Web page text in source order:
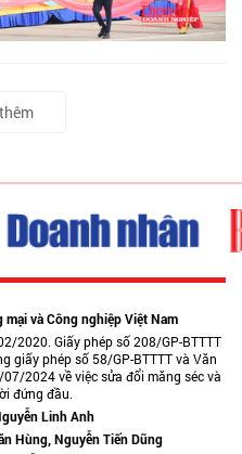
và Công nghiệp Việt Nam
2020. Giấy phép số 208/GP-BTTTT
giấy phép số 58/GP-BTTTT và Văn
2024 về việc sửa đổi măng séc và
đứng đầu.
Linh Anh
Hùng, Nguyễn Tiến Dũng